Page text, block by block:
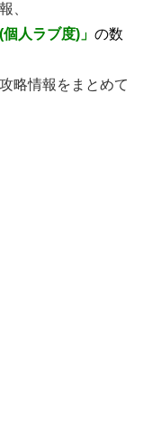
、
人ラブ度)」 の数
略情報をまとめて